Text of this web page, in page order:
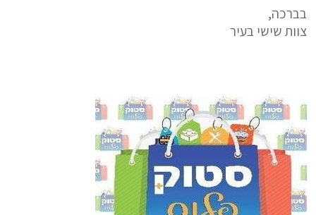
בברכה,
צוות שישי בעיר